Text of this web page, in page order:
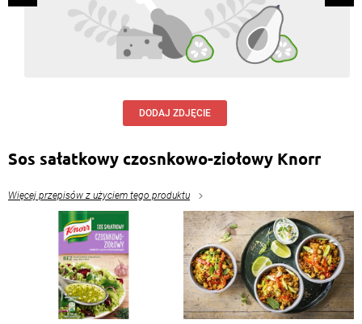
DODAJ ZDJĘCIE
Sos sałatkowy czosnkowo-ziołowy Knorr
Więcej przepisów z użyciem tego produktu